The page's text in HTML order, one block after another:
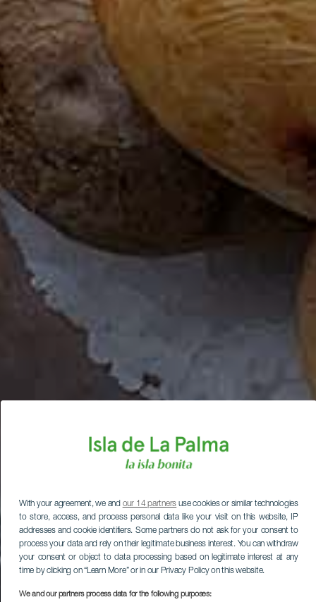
With your agreement, we and our 14 partners use cookies or similar technologies
to store, access, and process personal data like your visit on this website, IP
addresses and cookie identifiers. Some partners do not ask for your consent to
process your data and rely on their legitimate business interest. You can withdraw
your consent or object to data processing based on legitimate interest at any
time by clicking on “Learn More” or in our Privacy Policy on this website.
We and our partners process data for the following purposes: